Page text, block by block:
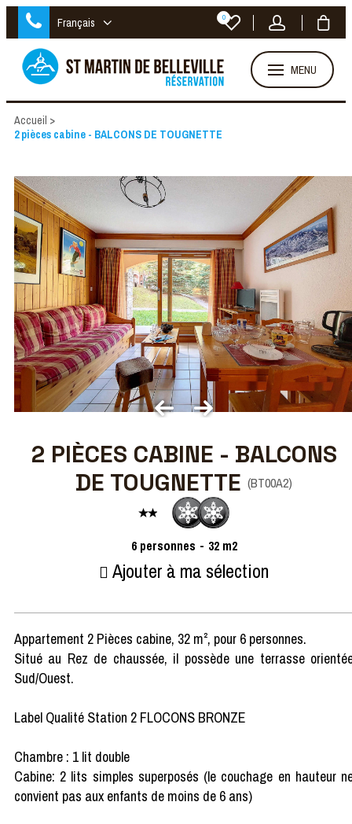
Français 0
MENU
Accueil >
2 pièces cabine - BALCONS DE TOUGNETTE
2 PIÈCES CABINE - BALCONS
DE TOUGNETTE (BT00A2)
6 personnes 32 m2
Ajouter à ma sélection
Appartement 2 Pièces cabine, 32 m², pour 6 personnes.
Situé au Rez de chaussée, il possède une terrasse
Sud/Ouest.
Label Qualité Station 2 FLOCONS BRONZE
Chambre : 1 lit double
Cabine: 2 lits simples superposés (le couchage en hauteur
convient pas aux enfants de moins de 6 ans)